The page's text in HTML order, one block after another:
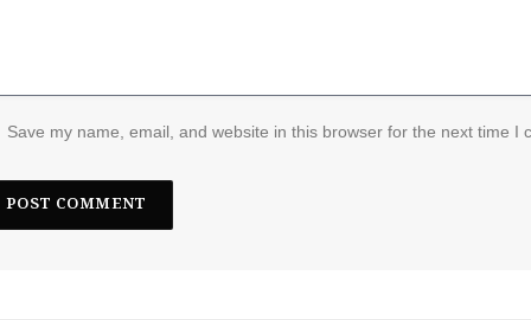
Save my name, email, and website in this browser for the next time I